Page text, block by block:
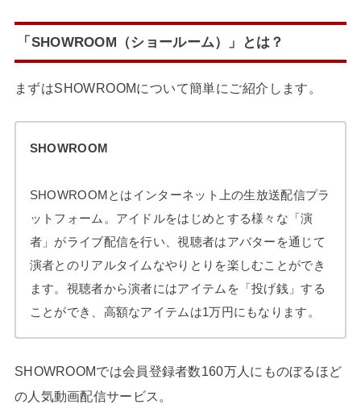
「SHOWROOM（ショールーム）」とは？
まずはSHOWROOMについて簡単にご紹介します。
SHOWROOM
SHOWROOMとはインターネット上の生放送配信プラ
ットフォーム。アイドルをはじめとする様々な「演
者」がライブ配信を行い、視聴者はアバターを通じて
演者とのリアルタイムなやりとりを楽しむことができ
ます。視聴者から演者にはアイテムを「投げ銭」する
ことができ、高額なアイテムは1万円にもなります。
SHOWROOMでは会員登録者数160万人にものぼるほど
の人気動画配信サービス。